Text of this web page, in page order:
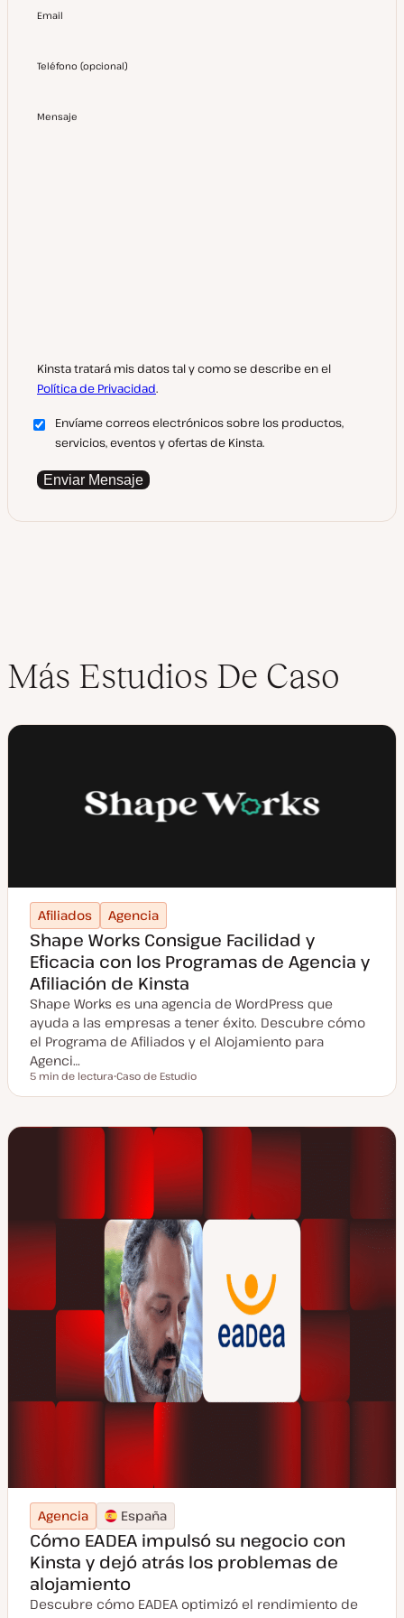
Email
Teléfono (opcional)
Mensaje
Kinsta tratará mis datos tal y como se describe en el
Política de Privacidad.
Envíame correos electrónicos sobre los productos,
servicios, eventos y ofertas de Kinsta.
Enviar Mensaje
Más Estudios De Caso
Afiliados Agencia
Shape Works Consigue Facilidad y
Eficacia con los Programas de Agencia y
Afiliación de Kinsta
Shape Works es una agencia de WordPress que
ayuda a las empresas a tener éxito. Descubre cómo
el Programa de Afiliados y el Alojamiento para
Agenci…
Tiempo de lectura
5 min de lectura
i
o
Caso de Estudio
Agencia España
Cómo EADEA impulsó su negocio con
Kinsta y dejó atrás los problemas de
alojamiento
Descubre cómo EADEA optimizó el rendimiento de